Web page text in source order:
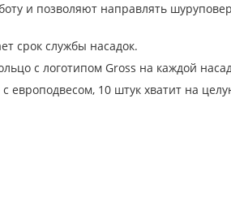
и позволяют направлять
срок службы насадок.
с логотипом Gross на каждой
европодвесом, 10 штук хватит на